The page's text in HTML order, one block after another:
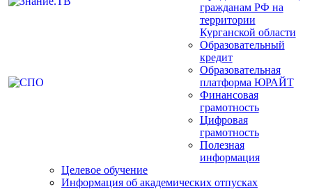
гражданам РФ на
территории
Курганской области
Образовательный
кредит
Образовательная
платформа ЮРАЙТ
Финансовая
грамотность
Цифровая
грамотность
Полезная
информация
Целевое обучение
Информация об академических отпусках